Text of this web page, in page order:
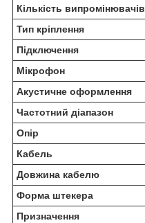
Кількість випромінювачів
Тип кріплення
Підключення
Мікрофон
Акустичне оформлення
Частотний діапазон
Опір
Кабель
Довжина кабелю
Форма штекера
Призначення